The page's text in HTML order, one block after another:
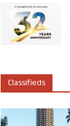
Classifieds